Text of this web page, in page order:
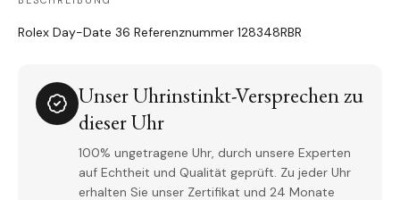
Rolex Day-Date 36 Referenznummer 128348RBR
Unser Uhrinstinkt-Versprechen zu
dieser Uhr
100% ungetragene Uhr, durch unsere Experten
auf Echtheit und Qualität geprüft. Zu jeder Uhr
erhalten Sie unser Zertifikat und 24 Monate